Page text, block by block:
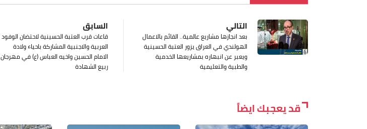
السابق
قاعات قرب العتبة الحسينية لاحتضان الوفود
العربية والاجنبية المشاركة باحياء ولادة
الامام الحسين واخيه العباس (ع) في مهرجان
ربيع الشهادة
التالي
بعد انجازها مشاريع عالمية.. القائم بالاعمال
الهولندي في العراق يزور العتبة الحسينية
ويعبر عن انبهاره بمشاريعها الخدمية
والطبية والتعليمية
قد يعجبك ايضاً